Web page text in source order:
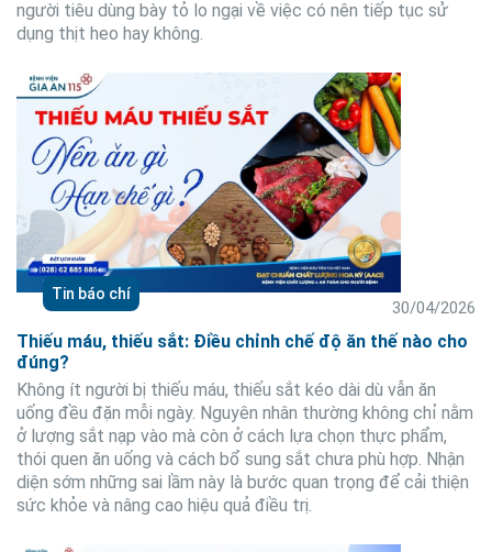
người tiêu dùng bày tỏ lo ngại về việc có nên tiếp tục sử
dụng thịt heo hay không.
30/04/2026
Tin báo chí
Thiếu máu, thiếu sắt: Điều chỉnh chế độ ăn thế nào cho
đúng?
Không ít người bị thiếu máu, thiếu sắt kéo dài dù vẫn ăn
uống đều đặn mỗi ngày. Nguyên nhân thường không chỉ nằm
ở lượng sắt nạp vào mà còn ở cách lựa chọn thực phẩm,
thói quen ăn uống và cách bổ sung sắt chưa phù hợp. Nhận
diện sớm những sai lầm này là bước quan trọng để cải thiện
sức khỏe và nâng cao hiệu quả điều trị.